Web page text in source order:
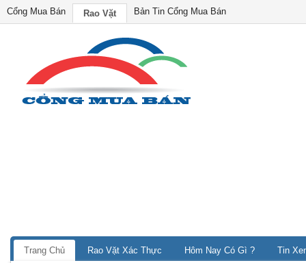
Cổng Mua Bán Rao Vặt Bản Tin Cổng Mua Bán
Trang Chủ Rao Vặt Xác Thực Hôm Nay Có Gì ? Tin